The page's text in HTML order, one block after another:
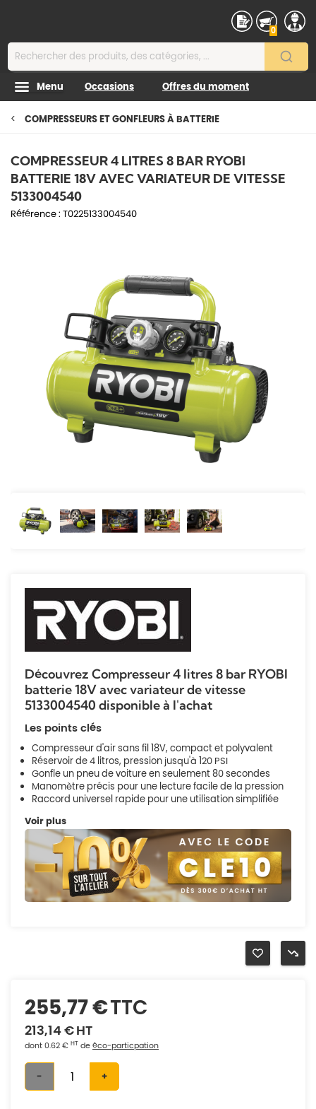
0
Menu Occasions Offres du moment
COMPRESSEURS ET GONFLEURS À BATTERIE
COMPRESSEUR 4 LITRES 8 BAR RYOBI
BATTERIE 18V AVEC VARIATEUR DE VITESSE
5133004540
Référence : T0225133004540
Découvrez Compresseur 4 litres 8 bar RYOBI
batterie 18V avec variateur de vitesse
5133004540 disponible à l'achat
Les points clés
Compresseur d'air sans fil 18V, compact et polyvalent
Réservoir de 4 litros, pression jusqu'à 120 PSI
Gonfle un pneu de voiture en seulement 80 secondes
Manomètre précis pour une lecture facile de la pression
Raccord universel rapide pour une utilisation simplifiée
Voir plus
255,77 €TTC
213,14 €HT
dont 0.62 € HT deéco-particpation
- +